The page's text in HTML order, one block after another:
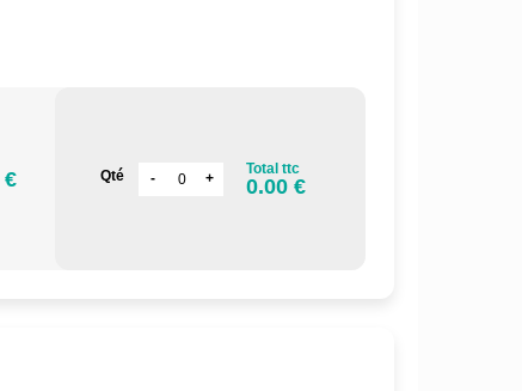
€ Qté Total ttc
0.00 €